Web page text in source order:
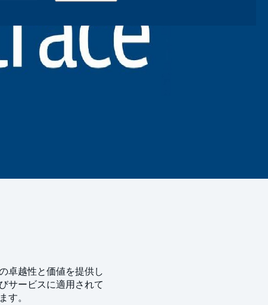
卓越性と価値を提供し
サービスに適用されて
。